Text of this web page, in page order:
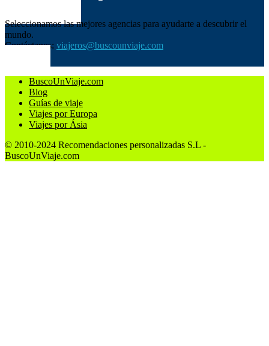
Seleccionamos las mejores agencias para ayudarte a descubrir el
mundo.
Contáctanos: viajeros@buscounviaje.com
BuscoUnViaje.com
Blog
Guías de viaje
Viajes por Europa
Viajes por Ásia
© 2010-2024 Recomendaciones personalizadas S.L -
BuscoUnViaje.com